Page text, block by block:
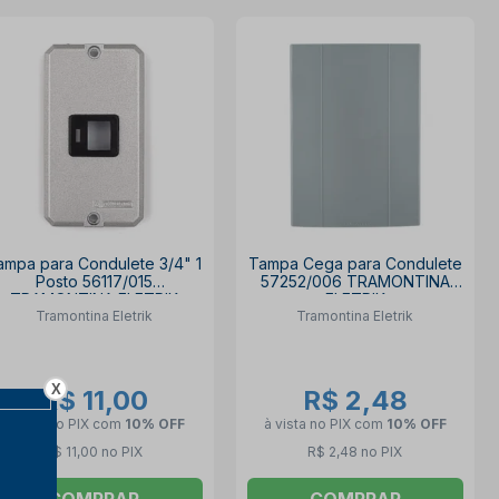
para Condulete 3/4" 1
Posto 56117/015
TRAMONTINA ELETRIK
Tramontina Eletrik
R$ 11,00
à vista no PIX com 10% OFF
R$ 11,00 no PIX
Tampa Cega para Condulete
57252/006 TRAMONTINA
ELETRIK
Tramontina Eletrik
R$ 2,48
à vista no PIX com 10% OFF
R$ 2,48 no PIX
X